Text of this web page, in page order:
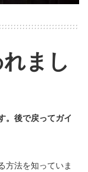
まし
。後で戻ってガイ
方法を知っていま